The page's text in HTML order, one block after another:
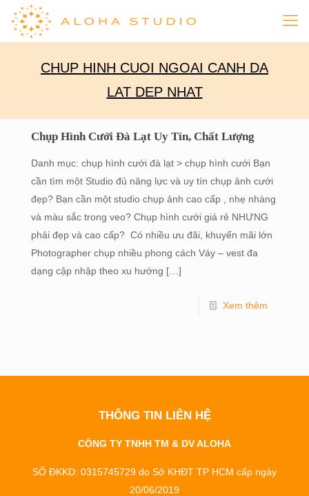
CHUP HINH CUOI NGOAI CANH DA
LAT DEP NHAT
Chụp Hình Cưới Đà Lạt Uy Tín, Chất Lượng
Danh mục: chụp hình cưới đà lạt > chụp hình cưới Bạn
cần tìm một Studio đủ năng lực và uy tín chụp ảnh cưới
đẹp? Bạn cần một studio chụp ảnh cao cấp , nhẹ nhàng
và màu sắc trong veo? Chụp hình cưới giá rẻ NHƯNG
phải đẹp và cao cấp? Có nhiều ưu đãi, khuyến mãi lớn
Photographer chụp nhiều phong cách Váy – vest đa
dạng cập nhập theo xu hướng […]
Xem thêm
THÔNG TIN LIÊN HỆ
CÔNG TY TNHH TM & DV ALOHA
SỐ ĐKKD: 0315745729 do Sở KHĐT TP HCM cấp ngày
20/06/2019